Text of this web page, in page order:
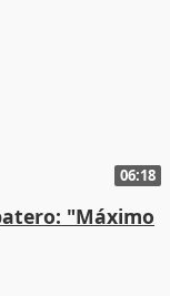
06:18
"Máximo